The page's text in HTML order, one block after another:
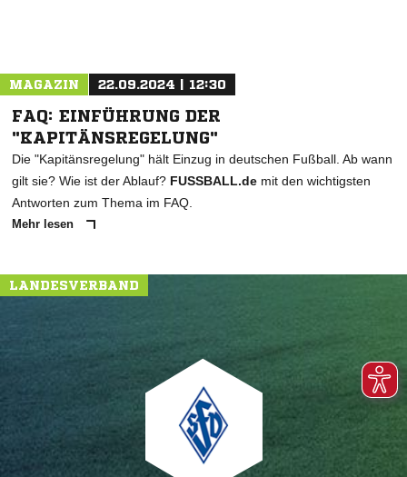
MAGAZIN 22.09.2024 | 12:30
FAQ: EINFÜHRUNG DER
"KAPITÄNSREGELUNG"
Die "Kapitänsregelung" hält Einzug in deutschen Fußball. Ab wann
gilt sie? Wie ist der Ablauf? FUSSBALL.de mit den wichtigsten
Antworten zum Thema im FAQ.
Mehr lesen
LANDESVERBAND